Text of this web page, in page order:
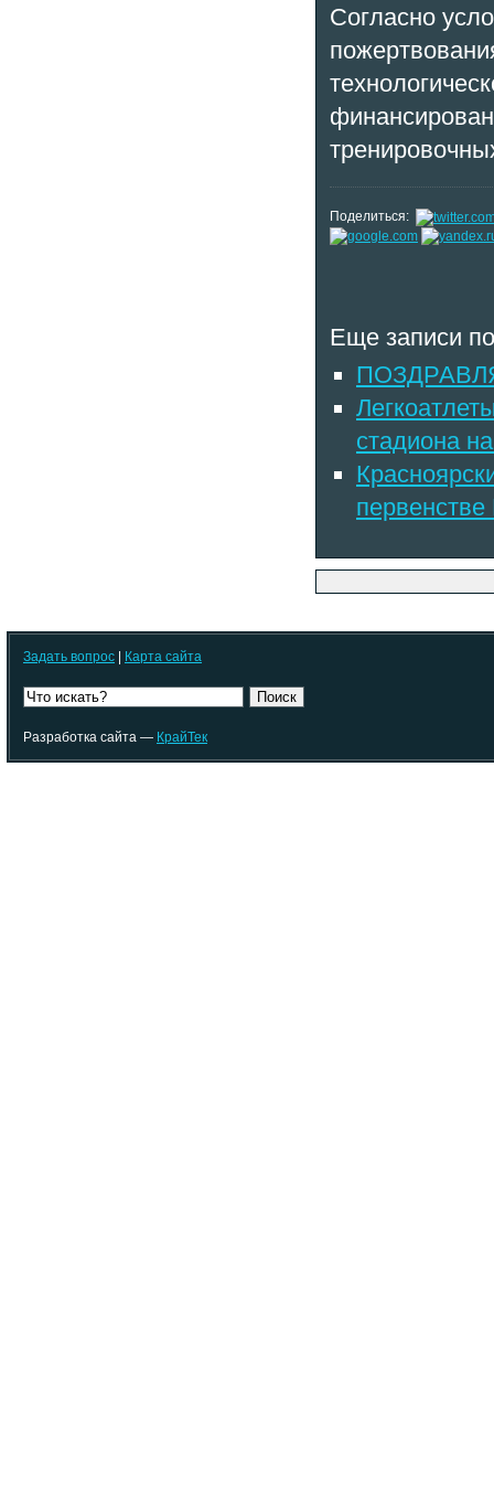
Согласно
Поделиться:
Еще записи
стадиона
первенстве
Задать вопрос | Карта сайта
Поиск
Разработка сайта — КрайТек